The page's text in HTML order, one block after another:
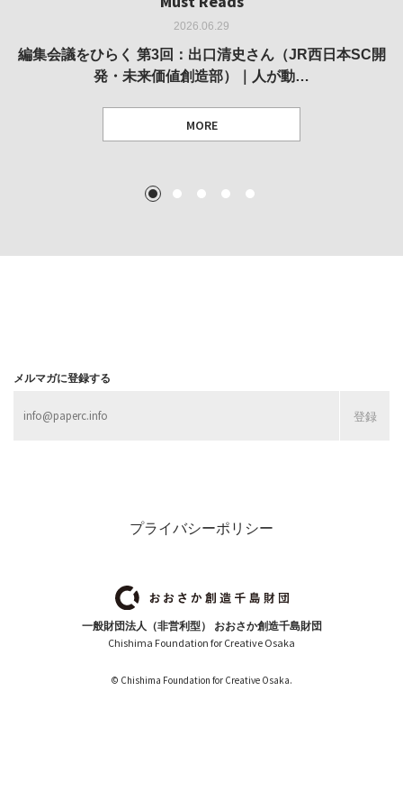
2026.06.29
編集会議をひらく 第3回：出口清史さん（JR西日本SC開
発・未来価値創造部）｜人が動…
MORE
2026.05.14
REVIEW｜果たして美術家・梅津庸一は、「大阪のゆかり
作家」となることができたのか…
2026.03.11
REPORT｜博覧会の残像
MORE
2026.02.25
REVIEW｜菊池聡太朗 個展「余りの風景」
MORE
2025.10.01
REVIEW｜生の存在証明としての線——「ライフライン」
展
1 2 3 4 5
メルマガに登録する
プライバシーポリシー
一般財団法人（非営利型） おおさか創造千島財団
Chishima Foundation for Creative Osaka
© Chishima Foundation for Creative Osaka.